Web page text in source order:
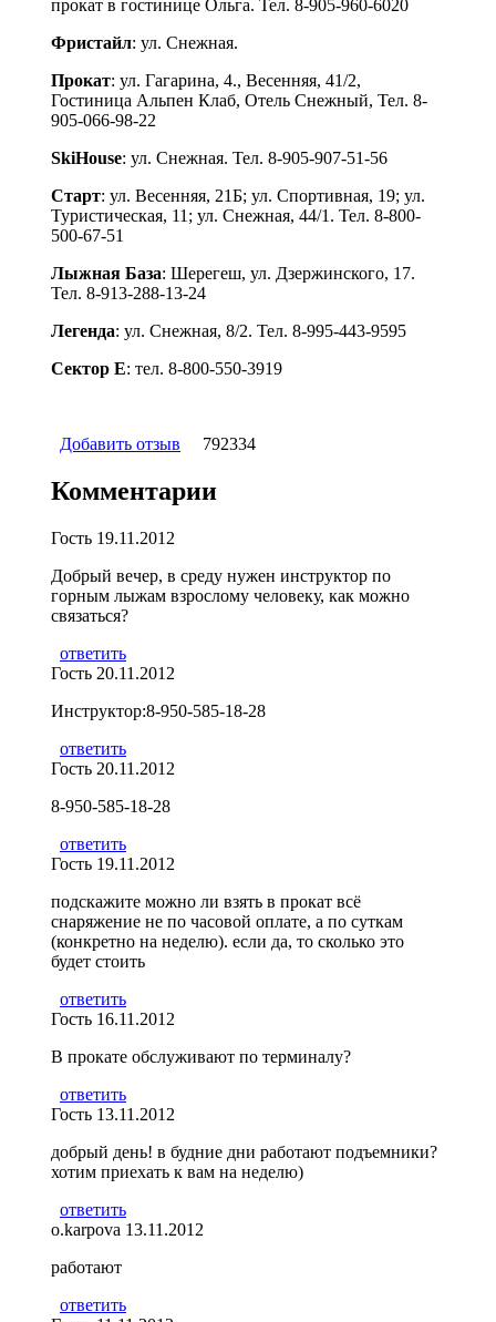
прокат в гостинице Ольга. Тел. 8-905-960-6020
Фристайл: ул. Снежная.
Прокат: ул. Гагарина, 4., Весенняя, 41/2,
Гостиница Альпен Клаб, Отель Снежный, Тел. 8-
905-066-98-22
SkiHouse: ул. Снежная. Тел. 8-905-907-51-56
Старт: ул. Весенняя, 21Б; ул. Спортивная, 19; ул.
Туристическая, 11; ул. Снежная, 44/1. Тел. 8-800-
500-67-51
Лыжная База: Шерегеш, ул. Дзержинского, 17.
Тел. 8-913-288-13-24
Легенда: ул. Снежная, 8/2. Тел. 8-995-443-9595
Сектор Е: тел. 8-800-550-3919
Добавить отзыв 792334
Комментарии
Гость 19.11.2012
Добрый вечер, в среду нужен инструктор по
горным лыжам взрослому человеку, как можно
связаться?
ответить
Гость 20.11.2012
Инструктор:8-950-585-18-28
ответить
Гость 20.11.2012
8-950-585-18-28
ответить
Гость 19.11.2012
подскажите можно ли взять в прокат всё
снаряжение не по часовой оплате, а по суткам
(конкретно на неделю). если да, то сколько это
будет стоить
ответить
Гость 16.11.2012
В прокате обслуживают по терминалу?
ответить
Гость 13.11.2012
добрый день! в будние дни работают подъемники?
хотим приехать к вам на неделю)
ответить
o.karpova 13.11.2012
работают
ответить